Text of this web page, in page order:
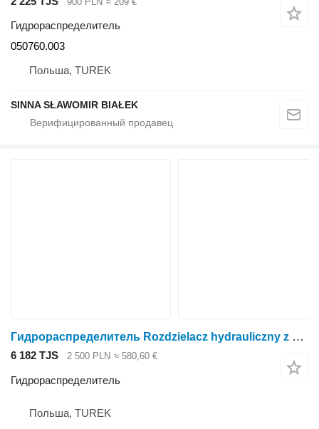
Гидрораспределитель
050760.003
Польша, TUREK
SINNA SŁAWOMIR BIAŁEK
Гидрораспределитель Rozdzielacz hydrauliczny z klamra lub bez do tura Mailleux a fau для трактора колесного
6 182 TJS 2 500 PLN ≈ 580,60 €
Гидрораспределитель
Польша, TUREK